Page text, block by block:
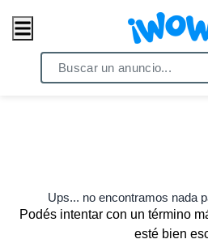
Ups... no encontramos nada
Podés intentar con un término
esté bien